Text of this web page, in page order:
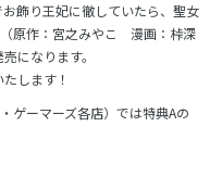
お飾り王妃に徹していたら、聖女
原作：宮之みやこ 漫画：桛深
になります。
します！
ゲーマーズ各店）では特典Aの